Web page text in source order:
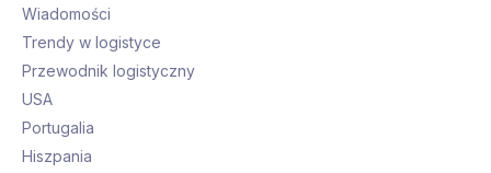
Wiadomości
Trendy w logistyce
Przewodnik logistyczny
USA
Portugalia
Hiszpania